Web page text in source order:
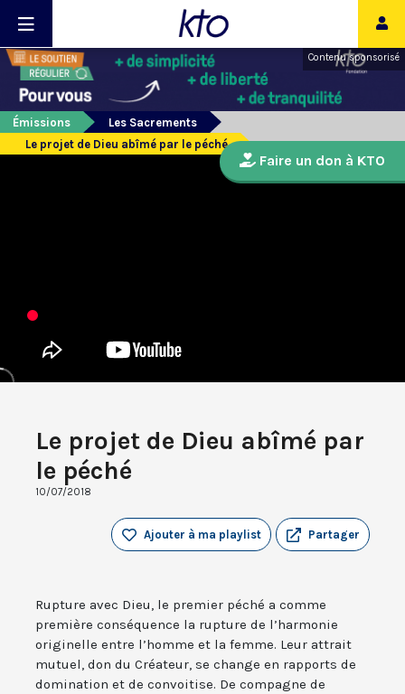
Contenu sponsorisé
Émissions
Les Sacrements
Le projet de Dieu abîmé par le péché
Le projet de Dieu abîmé par
le péché
10/07/2018
Partager
Ajouter à ma playlist
Rupture avec Dieu, le premier péché a comme
première conséquence la rupture de l’harmonie
originelle entre l’homme et la femme. Leur attrait
mutuel, don du Créateur, se change en rapports de
domination et de convoitise. De compagne de
Faire un don à KTO